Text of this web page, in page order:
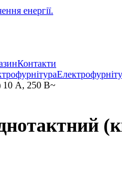
енергії.
Контакти